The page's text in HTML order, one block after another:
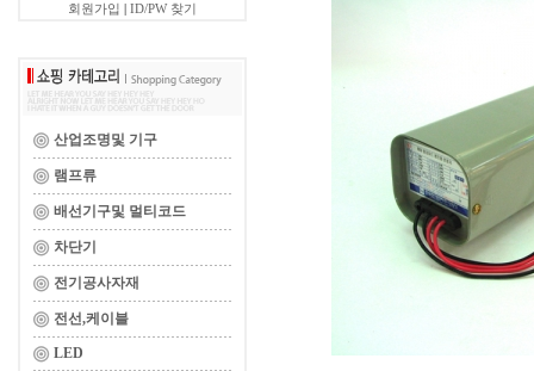
회원가입
ID/PW 찾기
산업조명및 기구
램프류
배선기구및 멀티코드
차단기
전기공사자재
전선,케이블
LED